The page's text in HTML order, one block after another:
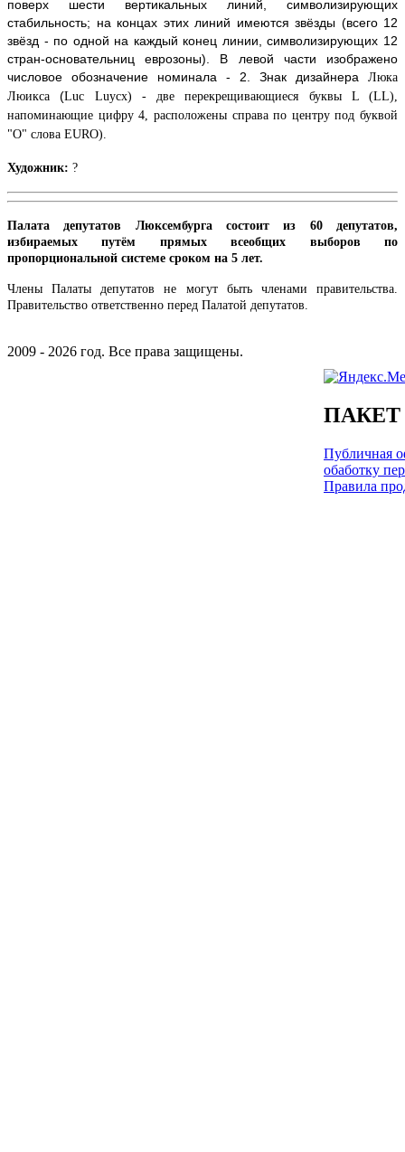
поверх шести вертикальных линий, символизирующих
стабильность; на концах этих линий имеются звёзды (всего 12
звёзд - по одной на каждый конец линии, символизирующих 12
стран-основательниц еврозоны). В левой части изображено
числовое обозначение номинала - 2. Знак дизайнера Люка
Люикса (Luc Luycx) - две перекрещивающиеся буквы L (LL),
напоминающие цифру 4, расположены справа по центру под буквой
"О" слова EURO).
Художник: ?
Палата депутатов Люксембурга состоит из 60 депутатов,
избираемых путём прямых всеобщих выборов по
пропорциональной системе сроком на 5 лет.
Члены Палаты депутатов не могут быть членами правительства.
Правительство ответственно перед Палатой депутатов.
2009 - 2026 год. Все права защищены.
Публичная
обаботку
Правила